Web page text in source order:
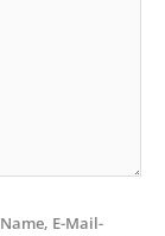
Name, E-Mail-